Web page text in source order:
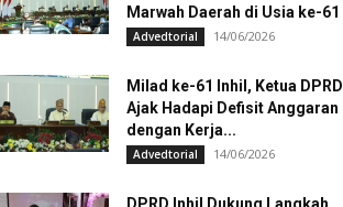
Marwah Daerah di Usia ke-61
Advedtorial 14/06/2026
Milad ke-61 Inhil, Ketua DPRD
Ajak Hadapi Defisit Anggaran
dengan Kerja...
Advedtorial 14/06/2026